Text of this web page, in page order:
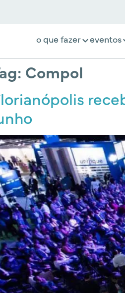
o que fazer eventos
Compol